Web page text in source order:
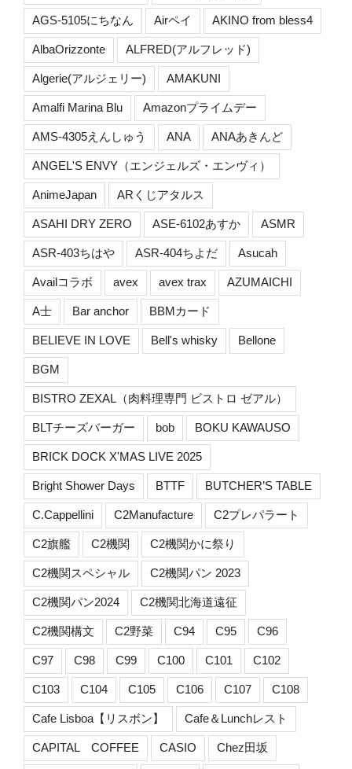
AGS-5105にちなん Airペイ AKINO from bless4
AlbaOrizzonte ALFRED(アルフレッド)
Algerie(アルジェリー) AMAKUNI
Amalfi Marina Blu Amazonプライムデー
AMS-4305えんしゅう ANA ANAあきんど
ANGEL'S ENVY（エンジェルズ・エンヴィ）
AnimeJapan ARくじアタルス
ASAHI DRY ZERO ASE-6102あすか ASMR
ASR-403ちはや ASR-404ちよだ Asucah
Availコラボ avex avex trax AZUMAICHI
A士 Bar anchor BBMカード
BELIEVE IN LOVE Bell's whisky Bellone
BGM
BISTRO ZEXAL（肉料理専門 ビストロ ゼアル）
BLTチーズバーガー bob BOKU KAWAUSO
BRICK DOCK X'MAS LIVE 2025
Bright Shower Days BTTF BUTCHER’S TABLE
C.Cappellini C2Manufacture C2プレパラート
C2旗艦 C2機関 C2機関かに祭り
C2機関スペシャル C2機関パン 2023
C2機関パン2024 C2機関北海道遠征
C2機関構文 C2野菜 C94 C95 C96
C97 C98 C99 C100 C101 C102
C103 C104 C105 C106 C107 C108
Cafe Lisboa【リスボン】 Cafe＆Lunchレスト
CAPITAL COFFEE CASIO Chez田坂